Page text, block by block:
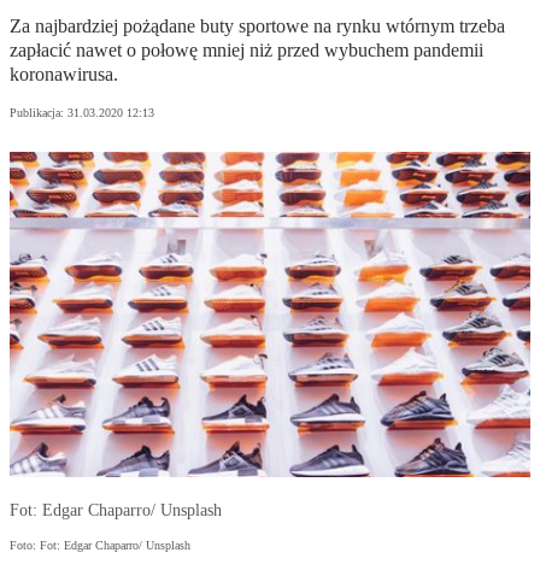
Za najbardziej pożądane buty sportowe na rynku wtórnym trzeba
zapłacić nawet o połowę mniej niż przed wybuchem pandemii
koronawirusa.
Publikacja: 31.03.2020 12:13
Fot: Edgar Chaparro/ Unsplash
Foto: Fot: Edgar Chaparro/ Unsplash